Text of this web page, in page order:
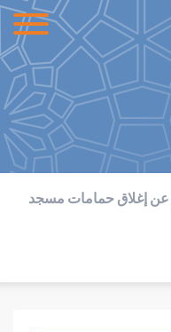
عن إغلاق حمامات مسجد